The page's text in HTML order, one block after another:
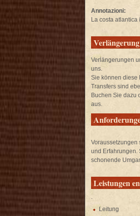
Annotazioni:
La costa
Verlängerungen
uns.
Sie können diese
Transfers sind
Buchen Sie dazu
aus.
Voraussetzungen
und Erfahrungen.
schonende
Leistungen
.
Leitung